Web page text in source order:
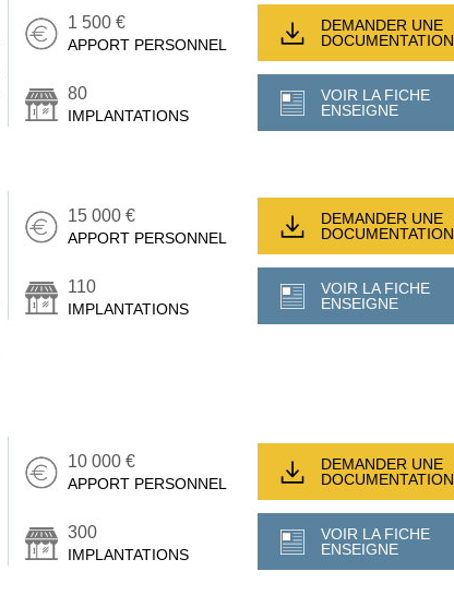
1 500 €
APPORT PERSONNEL
80
IMPLANTATIONS
DEMANDER UNE
DOCUMENTATION
VOIR LA FICHE
ENSEIGNE
15 000 €
APPORT PERSONNEL
110
IMPLANTATIONS
DEMANDER UNE
DOCUMENTATION
VOIR LA FICHE
ENSEIGNE
10 000 €
APPORT PERSONNEL
300
IMPLANTATIONS
DEMANDER UNE
DOCUMENTATION
VOIR LA FICHE
ENSEIGNE